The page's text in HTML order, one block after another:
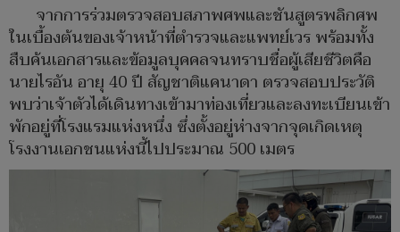
จากการร่วมตรวจสอบสภาพศพและชันสูตรพลิกศพ
ในเบื้องต้นของเจ้าหน้าที่ตำรวจและแพทย์เวร พร้อมทั้ง
สืบค้นเอกสารและข้อมูลบุคคลจนทราบชื่อผู้เสียชีวิตคือ
นายไรอัน อายุ 40 ปี สัญชาติแคนาดา ตรวจสอบประวัติ
พบว่าเจ้าตัวได้เดินทางเข้ามาท่องเที่ยวและลงทะเบียนเข้า
พักอยู่ที่โรงแรมแห่งหนึ่ง ซึ่งตั้งอยู่ห่างจากจุดเกิดเหตุ
โรงงานเอกชนแห่งนี้ไปประมาณ 500 เมตร